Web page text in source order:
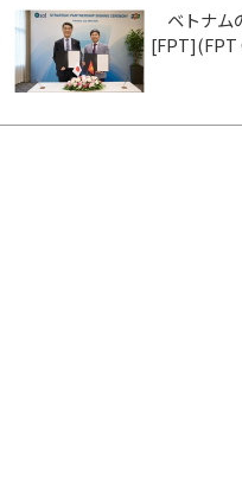
ベトナム